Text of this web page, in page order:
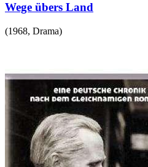
Wege übers Land
(1968, Drama)